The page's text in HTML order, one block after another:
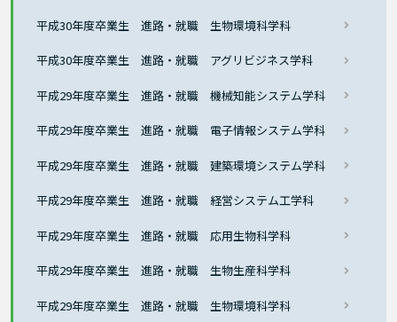
平成30年度卒業生 進路・就職 生物環境科学科
平成30年度卒業生 進路・就職 アグリビジネス学科
平成29年度卒業生 進路・就職 機械知能システム学科
平成29年度卒業生 進路・就職 電子情報システム学科
平成29年度卒業生 進路・就職 建築環境システム学科
平成29年度卒業生 進路・就職 経営システム工学科
平成29年度卒業生 進路・就職 応用生物科学科
平成29年度卒業生 進路・就職 生物生産科学科
平成29年度卒業生 進路・就職 生物環境科学科